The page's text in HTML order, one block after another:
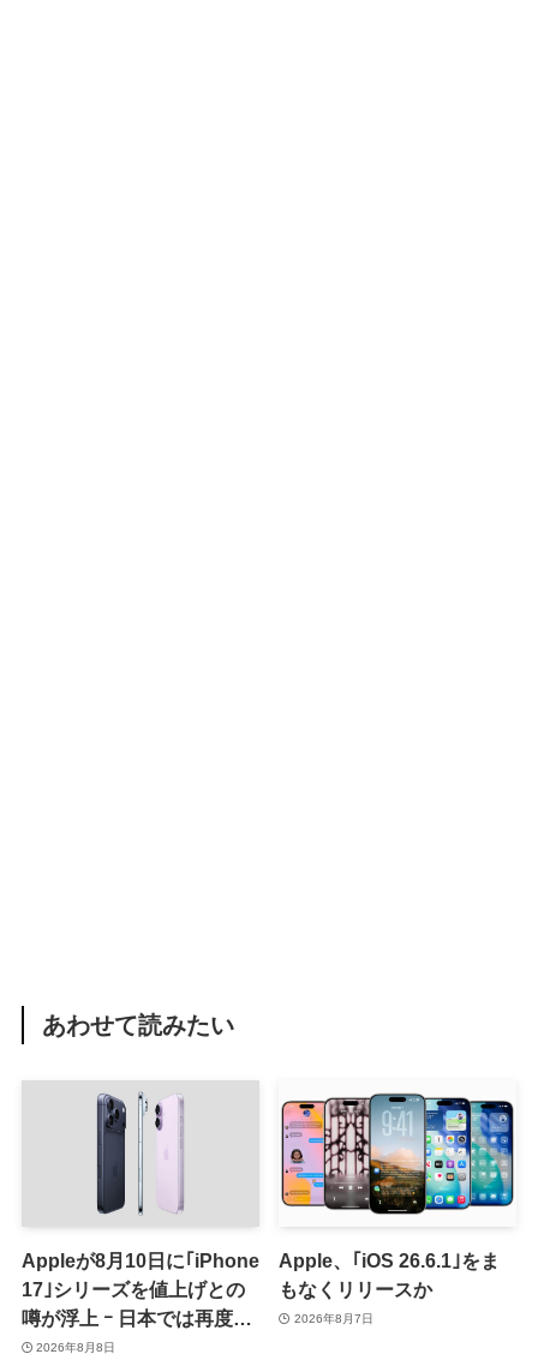
あわせて読みたい
Appleが8月10日に｢iPhone
17｣シリーズを値上げとの
噂が浮上 ｰ 日本では再度値
上げの可能性も?!
2026年8月8日
Apple、｢iOS 26.6.1｣をま
もなくリリースか
2026年8月7日